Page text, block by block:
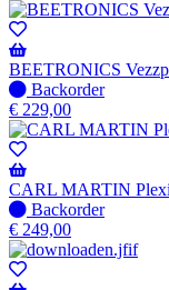
BEETRONICS
Niet
op
voorraad
-
Wordt
verzonden
wanneer
beschikbaar
Backorder
€ 229,00
CARL MARTIN
Niet
op
voorraad
-
Backorder
€ 249,00